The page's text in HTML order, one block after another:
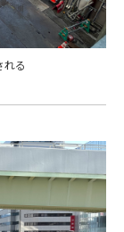
れる